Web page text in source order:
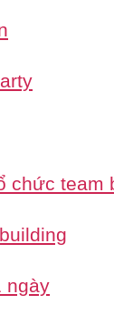
chức team
ngày